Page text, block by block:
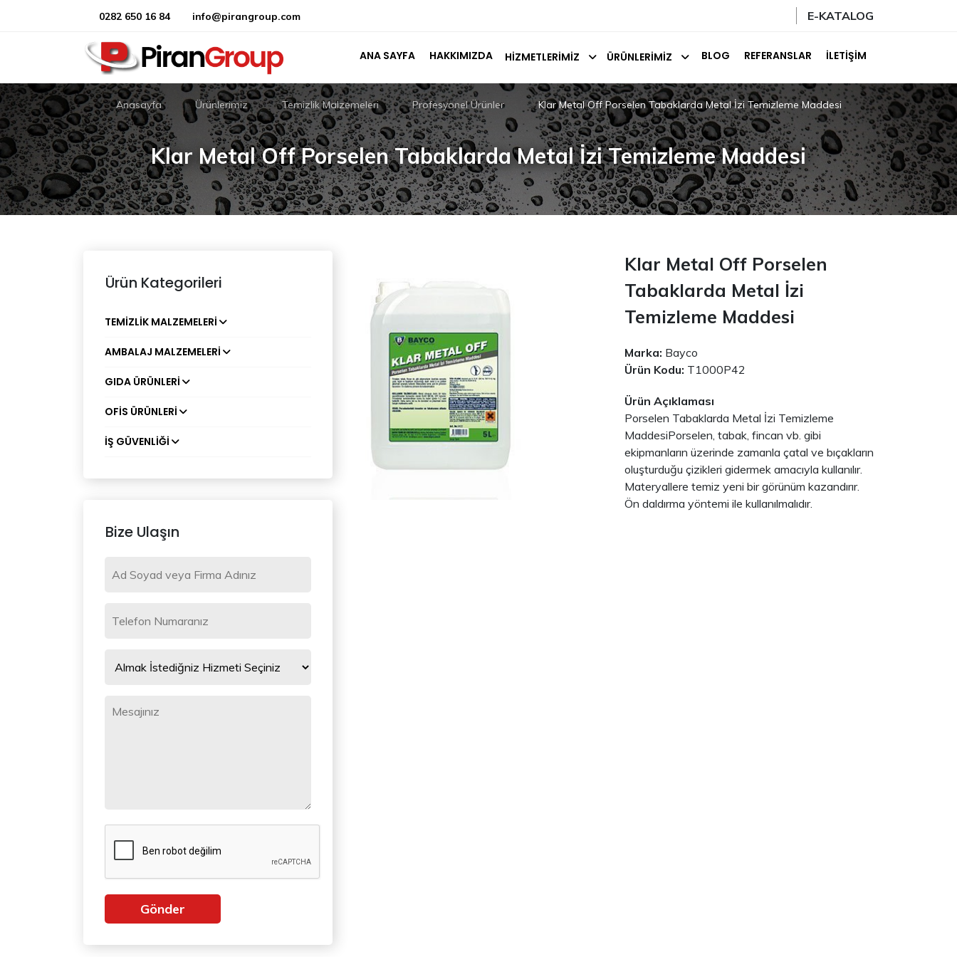
0282 650 16 84 info@pirangroup.com E-KATALOG
ANA SAYFA HAKKIMIZDA HIZMETLERIMIZ ÜRÜNLERIMIZ BLOG REFERANSLAR İLETIŞIM
Klar Metal Off Porselen Tabaklarda Metal İzi Temizleme Maddesi
Anasayfa Ürünlerimiz Temizlik Malzemeleri Profesyonel Ürünler Klar Metal Off Porselen Tabaklarda Metal İzi Temizleme Maddesi
Ürün Kategorileri
TEMIZLIK MALZEMELERI
AMBALAJ MALZEMELERI
GIDA ÜRÜNLERI
OFIS ÜRÜNLERI
İŞ GÜVENLIĞI
Bize Ulaşın
Gönder
Klar Metal Off Porselen
Tabaklarda Metal İzi
Temizleme Maddesi
Marka: Bayco
Ürün Kodu: T1000P42
Ürün Açıklaması
Porselen Tabaklarda Metal İzi Temizleme
MaddesiPorselen, tabak, fincan vb. gibi
ekipmanların üzerinde zamanla çatal ve bıçakların
oluşturduğu çizikleri gidermek amacıyla kullanılır.
Materyallere temiz yeni bir görünüm kazandırır.
Ön daldırma yöntemi ile kullanılmalıdır.